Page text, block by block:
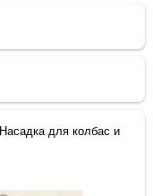
Насадка для колбас и